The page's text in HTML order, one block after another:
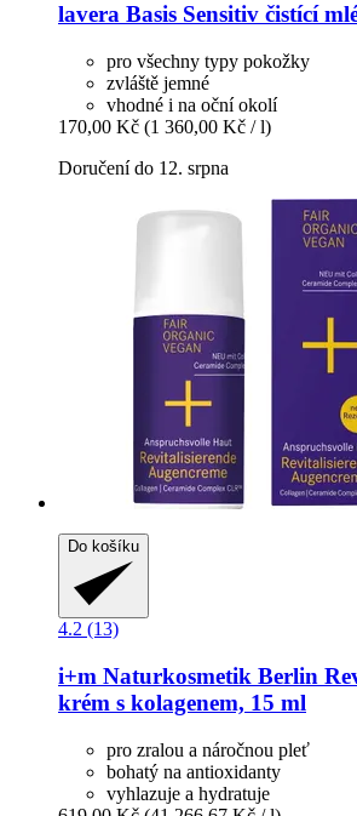
lavera Basis Sensitiv čistící
pro všechny typy pokožky
zvláště jemné
vhodné i na oční okolí
170,00 Kč (1 360,00 Kč / l)
Doručení do 12. srpna
Do košíku
4.2 (13)
i+m Naturkosmetik Berlin
krém s kolagenem, 15 ml
pro zralou a náročnou pleť
bohatý na antioxidanty
vyhlazuje a hydratuje